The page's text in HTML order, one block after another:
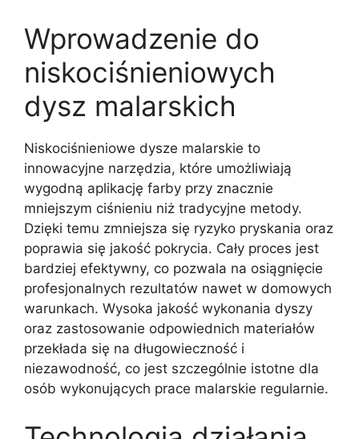
Wprowadzenie do
niskociśnieniowych
dysz malarskich
Niskociśnieniowe dysze malarskie to
innowacyjne narzędzia, które umożliwiają
wygodną aplikację farby przy znacznie
mniejszym ciśnieniu niż tradycyjne metody.
Dzięki temu zmniejsza się ryzyko pryskania oraz
poprawia się jakość pokrycia. Cały proces jest
bardziej efektywny, co pozwala na osiągnięcie
profesjonalnych rezultatów nawet w domowych
warunkach. Wysoka jakość wykonania dyszy
oraz zastosowanie odpowiednich materiałów
przekłada się na długowieczność i
niezawodność, co jest szczególnie istotne dla
osób wykonujących prace malarskie regularnie.